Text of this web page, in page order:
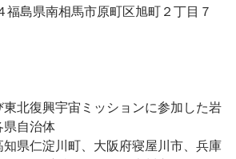
福島県南相馬市原町区旭町２丁目７
東北復興宇宙ミッションに参加した岩
自治体
県仁淀川町、大阪府寝屋川市、兵庫